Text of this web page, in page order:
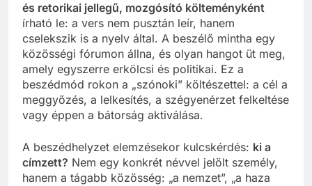
és retorikai jellegű, mozgósító költeményként
írható le: a vers nem pusztán leír, hanem
cselekszik is a nyelv által. A beszélő mintha egy
közösségi fórumon állna, és olyan hangot üt meg,
amely egyszerre erkölcsi és politikai. Ez a
beszédmód rokon a „szónoki” költészettel: a cél a
meggyőzés, a lelkesítés, a szégyenérzet felkeltése
vagy éppen a bátorság aktiválása.
A beszédhelyzet elemzésekor kulcskérdés: ki a
címzett? Nem egy konkrét névvel jelölt személy,
hanem a tágabb közösség: „a nemzet”, „a haza